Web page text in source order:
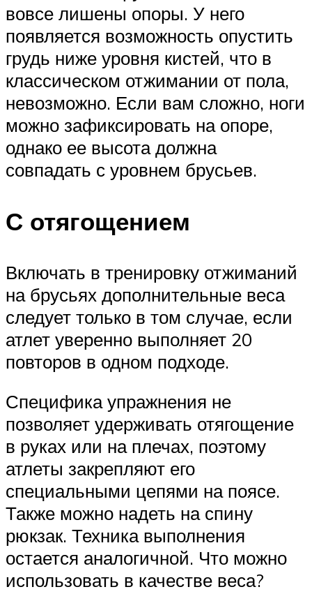
вовсе лишены опоры. У него
появляется возможность опустить
грудь ниже уровня кистей, что в
классическом отжимании от пола,
невозможно. Если вам сложно, ноги
можно зафиксировать на опоре,
однако ее высота должна
совпадать с уровнем брусьев.
С отягощением
Включать в тренировку отжиманий
на брусьях дополнительные веса
следует только в том случае, если
атлет уверенно выполняет 20
повторов в одном подходе.
Специфика упражнения не
позволяет удерживать отягощение
в руках или на плечах, поэтому
атлеты закрепляют его
специальными цепями на поясе.
Также можно надеть на спину
рюкзак. Техника выполнения
остается аналогичной. Что можно
использовать в качестве веса?